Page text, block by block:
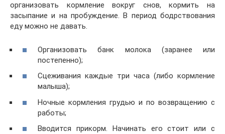
организовать кормление вокруг снов, кормить на
засыпание и на пробуждение. В период бодрствования
еду можно не давать.
Организовать банк молока (заранее или
постепенно);
Сцеживания каждые три часа (либо кормление
малыша);
Ночные кормления грудью и по возвращению с
работы;
Вводится прикорм. Начинать его стоит или с